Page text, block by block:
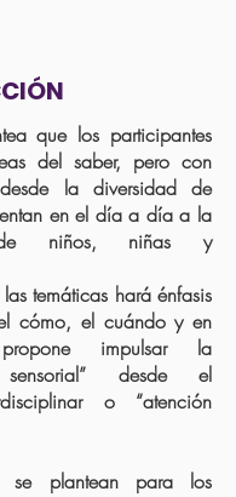
que los participantes
del saber, pero con
desde la diversidad de
en el día a día a la
de niños, niñas y
temáticas hará énfasis
cómo, el cuándo y en
impulsar la
sensorial” desde el
o “atención
se plantean para los